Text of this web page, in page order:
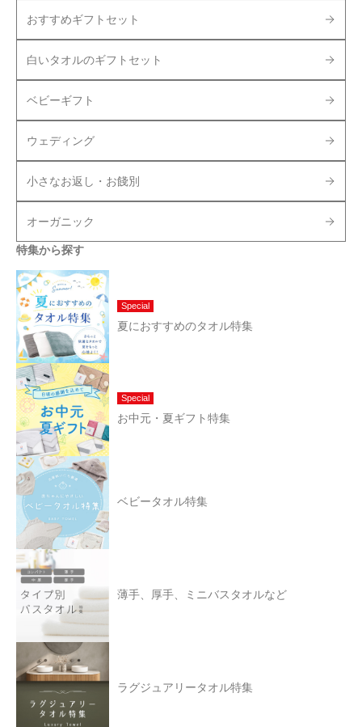
おすすめギフトセット
白いタオルのギフトセット
ベビーギフト
ウェディング
小さなお返し・お餞別
オーガニック
特集から探す
Special
夏におすすめのタオル特集
Special
お中元・夏ギフト特集
ベビータオル特集
薄手、厚手、ミニバスタオルなど
ラグジュアリータオル特集